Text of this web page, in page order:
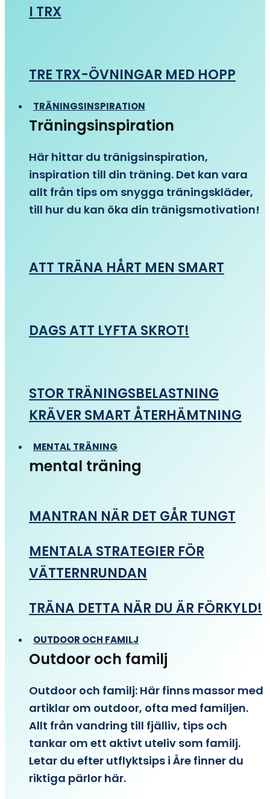
I TRX
TRE TRX-ÖVNINGAR MED HOPP
TRÄNINGSINSPIRATION
Träningsinspiration
Här hittar du tränigsinspiration,
inspiration till din träning. Det kan vara
allt från tips om snygga träningskläder,
till hur du kan öka din tränigsmotivation!
ATT TRÄNA HÅRT MEN SMART
DAGS ATT LYFTA SKROT!
STOR TRÄNINGSBELASTNING
KRÄVER SMART ÅTERHÄMTNING
MENTAL TRÄNING
mental träning
MANTRAN NÄR DET GÅR TUNGT
MENTALA STRATEGIER FÖR
VÄTTERNRUNDAN
TRÄNA DETTA NÄR DU ÄR FÖRKYLD!
OUTDOOR OCH FAMILJ
Outdoor och familj
Outdoor och familj: Här finns massor med
artiklar om outdoor, ofta med familjen.
Allt från vandring till fjälliv, tips och
tankar om ett aktivt uteliv som familj.
Letar du efter utflyktsips i Åre finner du
riktiga pärlor här.